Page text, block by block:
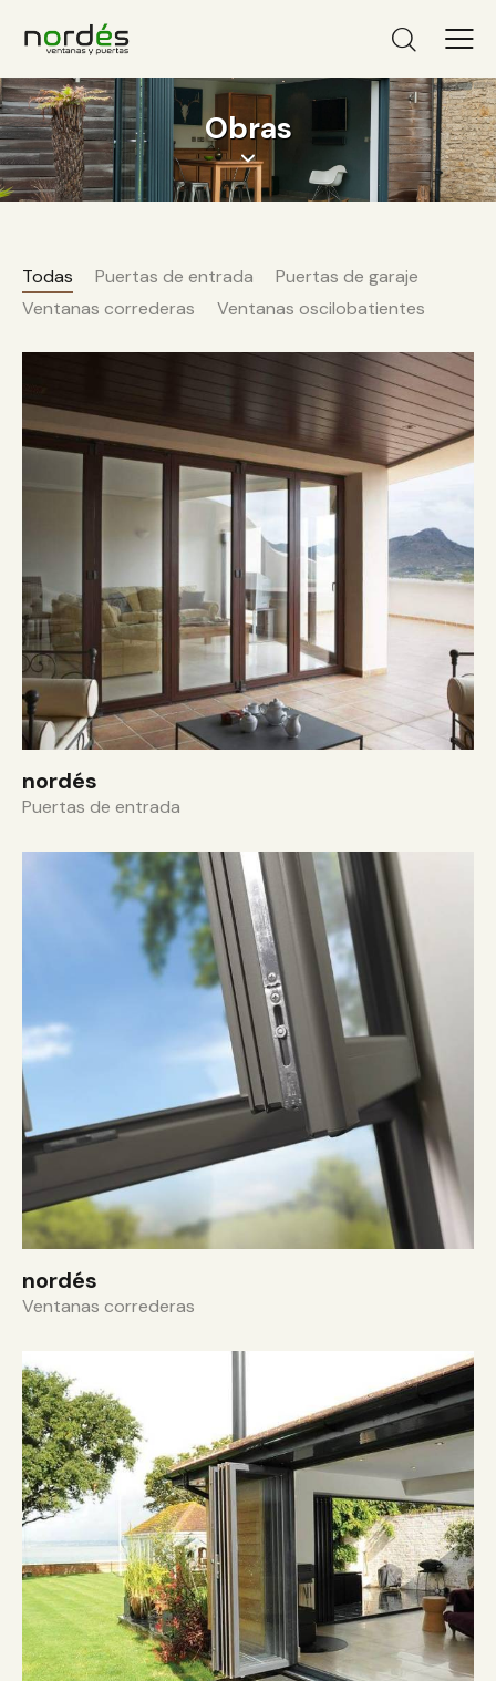
Obras
Todas Puertas de entrada
Puertas de garaje
Ventanas correderas
Ventanas oscilobatientes
nordés
Puertas de entrada
nordés
Ventanas correderas